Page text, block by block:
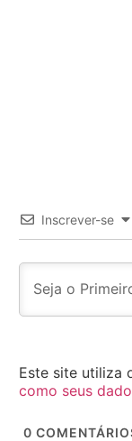
Inscrever-se
Este site utiliza
como seus
0